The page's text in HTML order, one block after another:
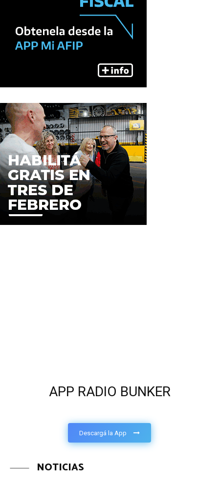
APP RADIO BUNKER
Descargá la App
NOTICIAS